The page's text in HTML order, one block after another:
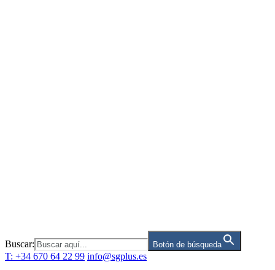
Buscar: Botón de búsqueda
T: +34 670 64 22 99 info@sgplus.es